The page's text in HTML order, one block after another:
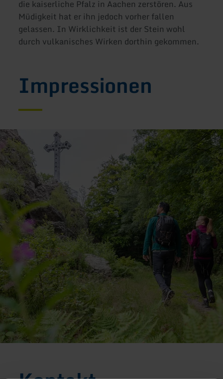
die kaiserliche Pfalz in Aachen zerstören. Aus
Müdigkeit hat er ihn jedoch vorher fallen
gelassen. In Wirklichkeit ist der Stein wohl
durch vulkanisches Wirken dorthin gekommen.
Impressionen